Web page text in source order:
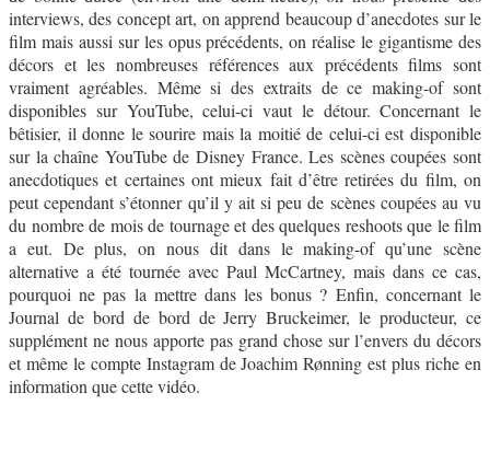
interviews, des concept art, on apprend beaucoup d’anecdotes sur le
film mais aussi sur les opus précédents, on réalise le gigantisme des
décors et les nombreuses références aux précédents films sont
vraiment agréables. Même si des extraits de ce making-of sont
disponibles sur YouTube, celui-ci vaut le détour. Concernant le
bêtisier, il donne le sourire mais la moitié de celui-ci est disponible
sur la chaîne YouTube de Disney France. Les scènes coupées sont
anecdotiques et certaines ont mieux fait d’être retirées du film, on
peut cependant s’étonner qu’il y ait si peu de scènes coupées au vu
du nombre de mois de tournage et des quelques reshoots que le film
a eut. De plus, on nous dit dans le making-of qu’une scène
alternative a été tournée avec Paul McCartney, mais dans ce cas,
pourquoi ne pas la mettre dans les bonus ? Enfin, concernant le
Journal de bord de bord de Jerry Bruckeimer, le producteur, ce
supplément ne nous apporte pas grand chose sur l’envers du décors
et même le compte Instagram de Joachim Rønning est plus riche en
information que cette vidéo.